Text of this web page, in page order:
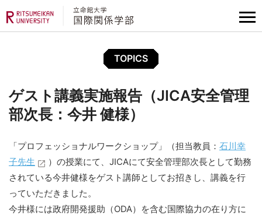
TOPICS
ゲスト講義実施報告（JICA安全管理
部次長：今井 健様）
「プロフェッショナルワークショップ」（担当教員： 石川幸
子先生
）の授業にて、JICAにて安全管理部次長として勤務
されている今井健様をゲスト講師としてお招きし、講義を行
っていただきました。
今井様には政府開発援助（ODA）を含む国際協力の在り方に